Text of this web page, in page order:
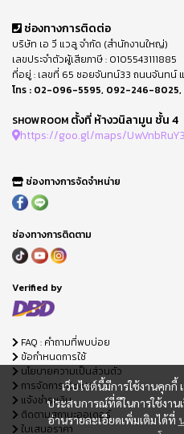
เว็บไซต์นี้มีการใช้งานคุก
ประสบการณ์ที่ดีในการใช้งาน
อ่านรายละเอียดเพิ่มเติมได้ที่
ช่องทางการติดต่อ
บริษัท เอ วี แวลู จำกัด (สำนักงานใหญ่)
เลขประจำตัวผู้เสียภาษี : 0105543111885
ที่อยู่ : เลขที่ 65 ซอยจันทน์33 ถนนจันทน์
โทร : 02-096-5595, 092-246-8025,
SHOWROOM ตั้งที่ ห้างวนิลามูน ชั้น 4
https://goo.gl/maps/
ช่องทางการจัดจำหน่าย
ช่องทางการติดตาม
Verified by
FAQ : คำถามที่พบบ่อย
ข้อกำหนดการใช้
นโยบายความเป็นส่วนตัว
การจัดการ Cookie
แจ้งชำระเงิน
ติดตามสถานะออเดอร์
ใบเสนอราคา